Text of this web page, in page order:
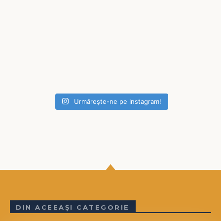
Urmărește-ne pe Instagram!
DIN ACEEAȘI CATEGORIE